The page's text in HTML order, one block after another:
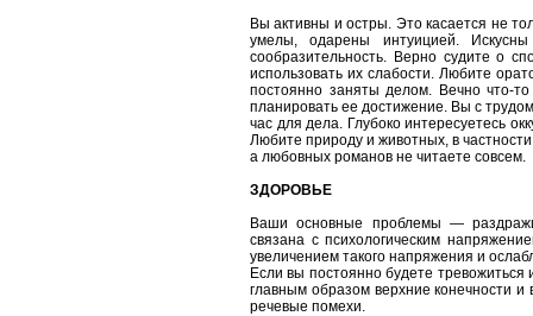
Вы активны и остры. Это касается не
умелы, одарены интуицией.
сообразительность. Верно судите о
использовать их слабости. Любите
постоянно заняты делом. Вечно что-
планировать ее достижение. Вы с
час для дела. Глубоко интересуетесь
Любите природу и животных, в
а любовных романов не читаете совсем.
ЗДОРОВЬЕ
Ваши основные проблемы —
связана с психологическим
увеличением такого напряжения и
Если вы постоянно будете
главным образом верхние конечности и
речевые помехи.